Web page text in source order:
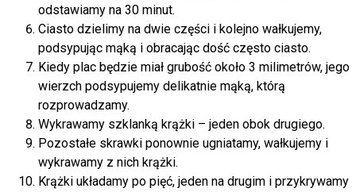
odstawiamy na 30 minut.
Ciasto dzielimy na dwie części i kolejno wałkujemy,
podsypując mąką i obracając dość często ciasto.
Kiedy plac będzie miał grubość około 3 milimetrów, jego
wierzch podsypujemy delikatnie mąką, którą
rozprowadzamy.
Wykrawamy szklanką krążki – jeden obok drugiego.
Pozostałe skrawki ponownie ugniatamy, wałkujemy i
wykrawamy z nich krążki.
Krążki układamy po pięć, jeden na drugim i przykrywamy